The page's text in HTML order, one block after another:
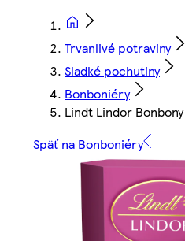
Trvanlivé potraviny
Sladké pochutiny
Bonboniéry
Lindt Lindor
Späť na Bonboniéry